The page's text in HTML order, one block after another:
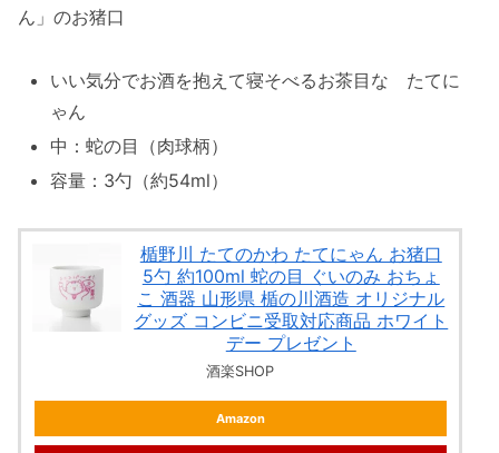
ん」のお猪口
いい気分でお酒を抱えて寝そべるお茶目な たてに
ゃん
中：蛇の目（肉球柄）
容量：3勺（約54ml）
楯野川 たてのかわ たてにゃん お猪口
5勺 約100ml 蛇の目 ぐいのみ おちょ
こ 酒器 山形県 楯の川酒造 オリジナル
グッズ コンビニ受取対応商品 ホワイト
デー プレゼント
酒楽SHOP
Amazon